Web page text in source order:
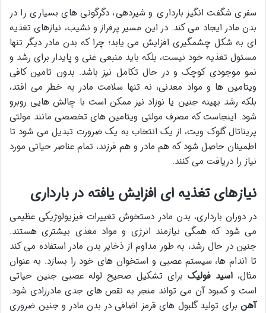
سفری شگفت انگیز بارداری و شیردهی، دگرگونی های بسیاری را در
بدن مادر ایجاد می کند. در این مسیر پرفراز و نشیب، نیازهای تغذیه
ای به شکل چشمگیری افزایش می یابد؛ چرا که بدن مادر دیگر تنها
مسئول تغذیه خود نیست، بلکه باید منبعی غنی و پایدار برای رشد و
نمو موجودی کوچک و در حال تکامل نیز باشد. بدون تامین کافی
ویتامین ها و مواد معدنی، نه تنها سلامت مادر به خطر می افتد،
بلکه رشد بهینه جنین یا نوزاد نیز ممکن است با چالش هایی روبرو
شود. اینجاست که مصرف مولتی ویتامین های تخصصی مانند مولتی
پریناتال گلوک ویت، از یک انتخاب به یک ضرورت تبدیل می شود تا
اطمینان حاصل شود که هم مادر و هم فرزند، تمام عناصر حیاتی مورد
نیاز را دریافت می کنند.
نیازهای تغذیه ای افزایش یافته در بارداری
در دوران بارداری، بدن مادر دستخوش تغییرات فیزیولوژیکی عظیمی
می شود که همگی نیازمند انرژی و مواد مغذی بیشتری هستند.
جنین در حال رشد، به طور مداوم از ذخایر بدن مادر استفاده می کند
تا اندام ها، سیستم عصبی و استخوان های خود را بسازد. به عنوان
مثال،اسید فولیک برای تشکیل صحیح لوله عصبی جنین حیاتی
است و کمبود آن می تواند منجر به نقص های جدی مادرزادی شود.
آهن برای تولید گلبول های قرمز اضافی در بدن مادر و جنین ضروری